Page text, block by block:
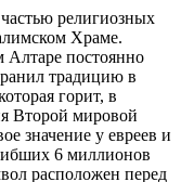
религиозных
Храме.
Алтаре постоянно
традицию в
горит, в
Второй мировой
значение у евреев и
6 миллионов
расположен перед